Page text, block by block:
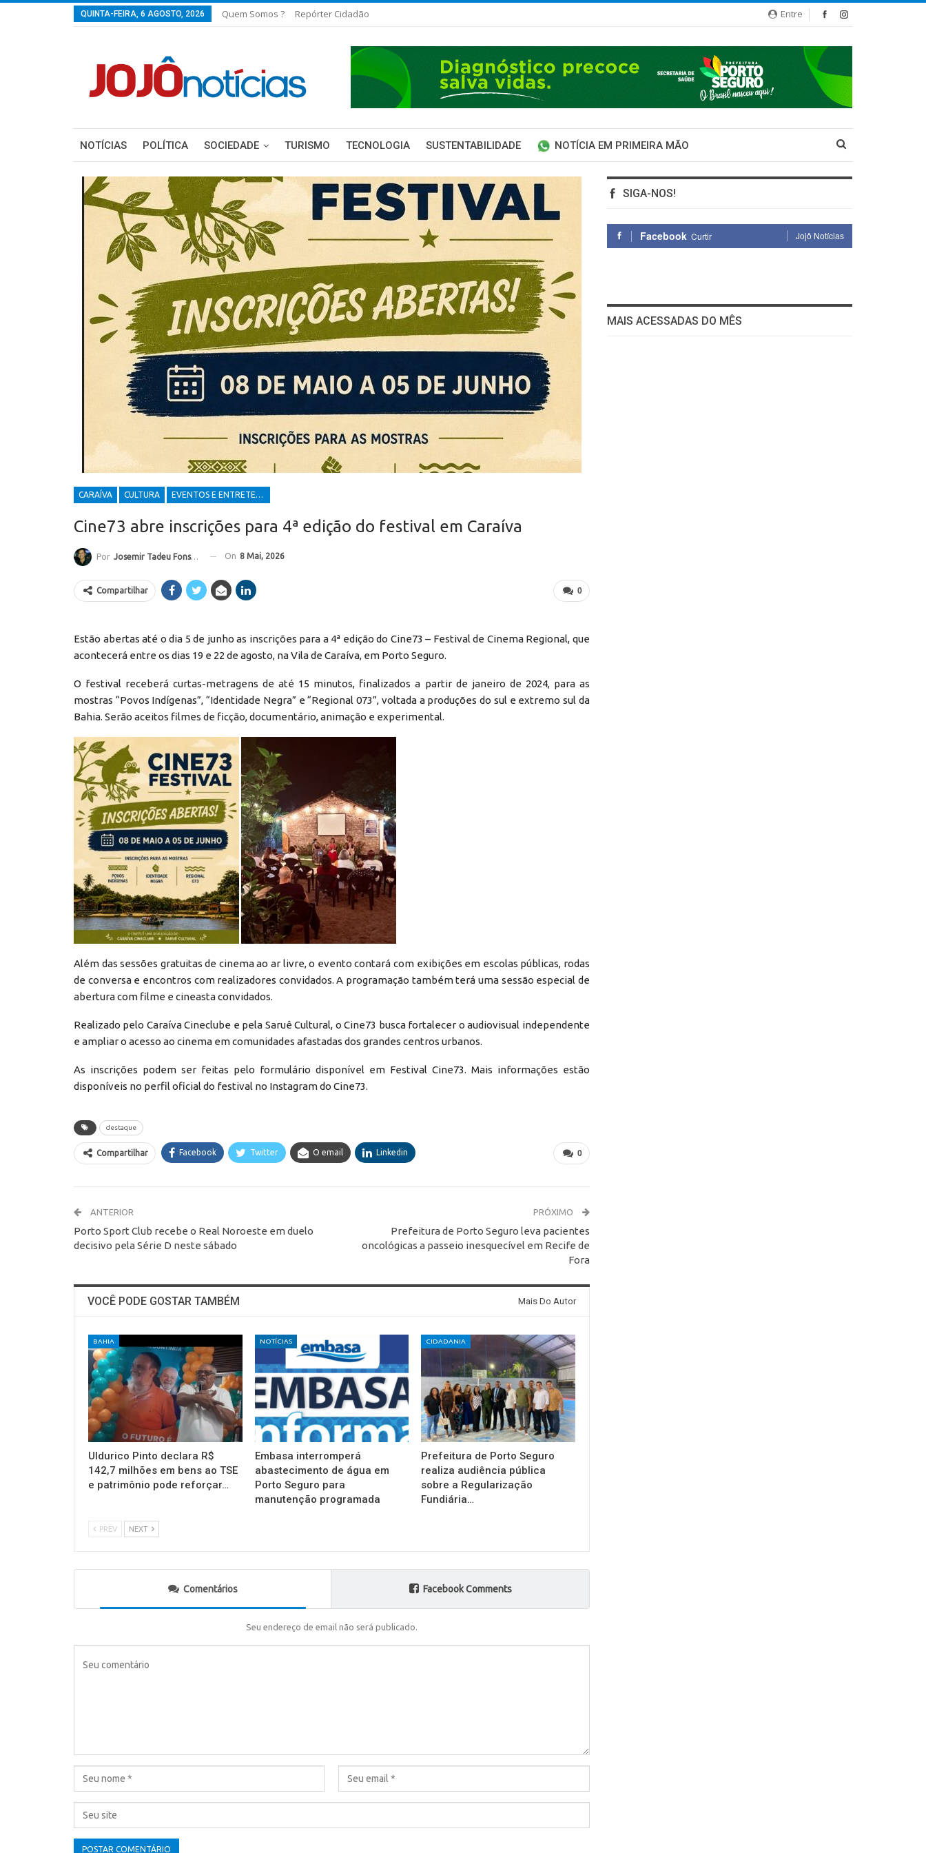
Entre
QUINTA-FEIRA, 6 AGOSTO, 2026 Quem Somos ? Repórter Cidadão
NOTÍCIAS POLÍTICA SOCIEDADE TURISMO TECNOLOGIA SUSTENTABILIDADE NOTÍCIA EM PRIMEIRA MÃO
CARAÍVA CULTURA EVENTOS E ENTRETENIMENTOS
Cine73 abre inscrições para 4ª edição do festival em Caraíva
Por Josemir Tadeu Fonseca On 8 Mai, 2026
0
Compartilhar
Estão abertas até o dia 5 de junho as inscrições para a 4ª edição do Cine73 – Festival de Cinema Regional, que
acontecerá entre os dias 19 e 22 de agosto, na Vila de Caraíva, em Porto Seguro.
O festival receberá curtas-metragens de até 15 minutos, finalizados a partir de janeiro de 2024, para as
mostras “Povos Indígenas”, “Identidade Negra” e “Regional 073”, voltada a produções do sul e extremo sul da
Bahia. Serão aceitos filmes de ficção, documentário, animação e experimental.
Além das sessões gratuitas de cinema ao ar livre, o evento contará com exibições em escolas públicas, rodas
de conversa e encontros com realizadores convidados. A programação também terá uma sessão especial de
abertura com filme e cineasta convidados.
Realizado pelo Caraíva Cineclube e pela Saruê Cultural, o Cine73 busca fortalecer o audiovisual independente
e ampliar o acesso ao cinema em comunidades afastadas dos grandes centros urbanos.
As inscrições podem ser feitas pelo formulário disponível em Festival Cine73⁠. Mais informações estão
disponíveis no perfil oficial do festival no Instagram do Cine73⁠.
destaque
0
Compartilhar Facebook Twitter O email Linkedin
ANTERIOR
Porto Sport Club recebe o Real Noroeste em duelo
decisivo pela Série D neste sábado
PRÓXIMO
Prefeitura de Porto Seguro leva pacientes
oncológicas a passeio inesquecível em Recife de
Fora
VOCÊ PODE GOSTAR TAMBÉM Mais Do Autor
BAHIA
Uldurico Pinto declara R$
142,7 milhões em bens ao TSE
e patrimônio pode reforçar…
NOTÍCIAS
Embasa interromperá
abastecimento de água em
Porto Seguro para
manutenção programada
CIDADANIA
Prefeitura de Porto Seguro
realiza audiência pública
sobre a Regularização
Fundiária…
PREV NEXT
Comentários Facebook Comments
Seu endereço de email não será publicado.
SIGA-NOS!
Facebook Curtir Jojô Notícias
MAIS ACESSADAS DO MÊS